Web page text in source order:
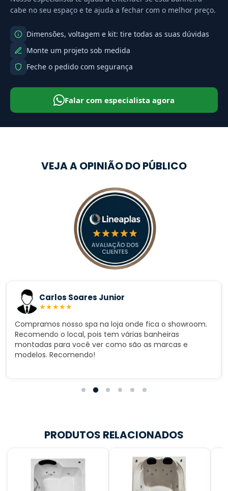
cabe no seu espaço e te ajuda a fechar com o melhor preço.
Dimensões, voltagem e kit: tire todas as suas dúvidas
Monte um projeto sob medida
Feche o pedido com segurança
Falar com especialista agora
VEJA A OPINIÃO DO PÚBLICO
Carlos Soares Junior
★★★★★
Compramos nosso spa na loja onde fica o showroom.
Recomendo o local, pois tem várias banheiras
montadas para você ver como são as marcas e
modelos. Recomendo!
PRODUTOS RELACIONADOS